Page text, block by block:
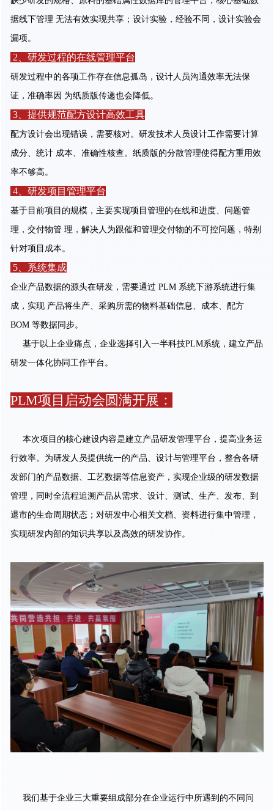
据线下管理 无法有效实现共享；设计实验，经验不同，设计实验会
漏项。
2、研发过程的在线管理平台
研发过程中的各项工作存在信息孤岛，设计人员沟通效率无法保
证，准确率因 为纸质版传递也会降低。
3、提供规范配方设计高效工具
配方设计会出现错误，需要核对。研发技术人员设计工作需要计算
成分、统计 成本、准确性核查。纸质版的分散管理使得配方重用效
率不够高。
4、研发项目管理平台
基于目前项目的规模，主要实现项目管理的在线和进度、问题管
理，交付物管 理，解决人为跟催和管理交付物的不可控问题，特别
针对项目成本。
5、系统集成
企业产品数据的源头在研发，需要通过 PLM 系统下游系统进行集
成，实现 产品将生产、采购所需的物料基础信息、成本、配方
BOM 等数据同步。
基于以上企业痛点，企业选择引入一半科技PLM系统，建立产品
研发一体化协同工作平台。
PLM项目启动会圆满开展：
本次项目的核心建设内容是建立产品研发管理平台，提高业务运
行效率。为研发人员提供统一的产品、设计与管理平台，整合各研
发部门的产品数据、工艺数据等信息资产，实现企业级的研发数据
管理，同时全流程追溯产品从需求、设计、测试、生产、发布、到
退市的生命周期状态；对研发中心相关文档、资料进行集中管理，
实现研发内部的知识共享以及高效的研发协作。
我们基于企业三大重要组成部分在企业运行中所遇到的不同问